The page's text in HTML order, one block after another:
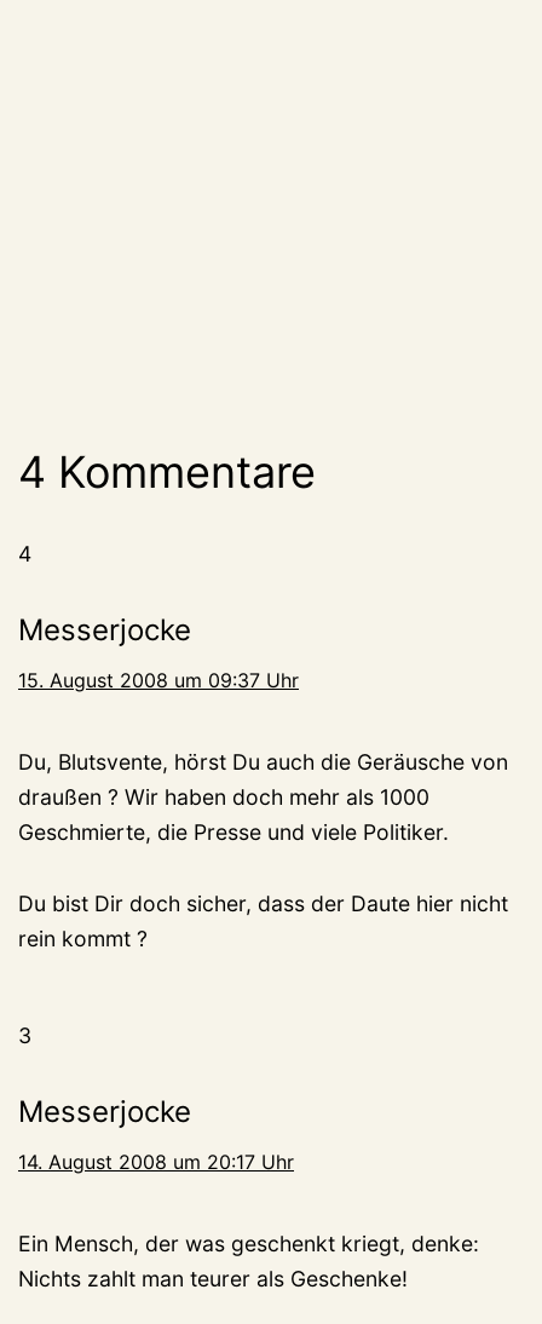
4 Kommentare
4
Messerjocke
15. August 2008 um 09:37 Uhr
Du, Blutsvente, hörst Du auch die Geräusche von
draußen ? Wir haben doch mehr als 1000
Geschmierte, die Presse und viele Politiker.
Du bist Dir doch sicher, dass der Daute hier nicht
rein kommt ?
3
Messerjocke
14. August 2008 um 20:17 Uhr
Ein Mensch, der was geschenkt kriegt, denke:
Nichts zahlt man teurer als Geschenke!